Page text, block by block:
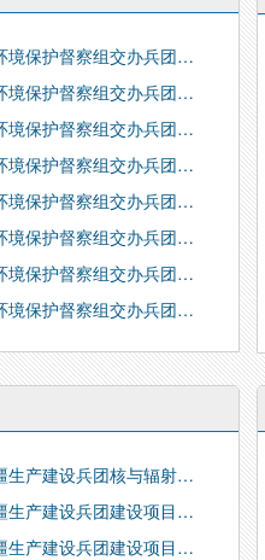
境保护督察组交办兵团…
境保护督察组交办兵团…
境保护督察组交办兵团…
境保护督察组交办兵团…
境保护督察组交办兵团…
境保护督察组交办兵团…
境保护督察组交办兵团…
境保护督察组交办兵团…
生产建设兵团核与辐射…
生产建设兵团建设项目…
生产建设兵团建设项目…